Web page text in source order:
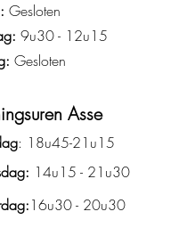
Gesloten
9u30 - 12u15
Gesloten
Asse
: 18u45-21u15
14u15 - 21u30
16u30 - 20u30